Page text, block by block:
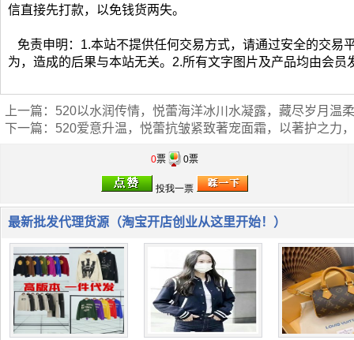
信直接先打款，以免钱货两失。
免责申明：1.本站不提供任何交易方式，请通过安全的交易
为，造成的后果与本站无关。2.所有文字图片及产品均由会
上一篇： 520以水润传情，悦蕾海洋冰川水凝露，藏尽岁月温
下一篇： 520爱意升温，悦蕾抗皱紧致著宠面霜，以著护之力
0票 0票
最新批发代理货源（淘宝开店创业从这里开始！）